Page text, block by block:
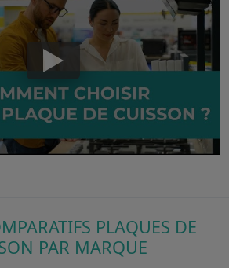
PLAQUES DE
PAR MARQUE